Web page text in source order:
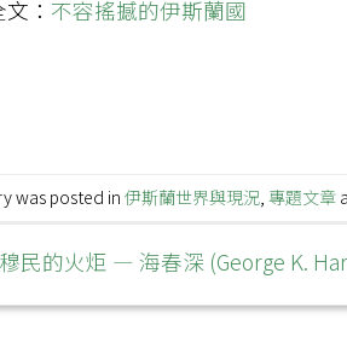
： 不容搖撼的伊斯蘭國
was posted in 伊斯蘭世界與現況, 專題文章
民的火炬 — 海春深 (George K.